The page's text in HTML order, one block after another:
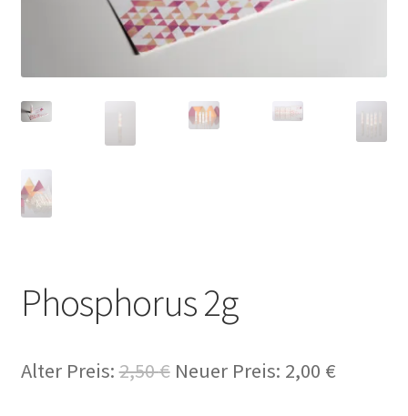
Phosphorus 2g
Alter Preis: 2,50€ Neuer Preis: 2,00 €